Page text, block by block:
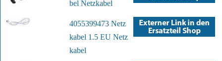
bel Netzkabel
4055399473 Netz
kabel 1.5 EU Netz
kabel